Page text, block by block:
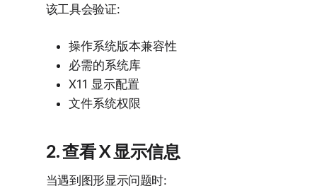
该工具会验证:
操作系统版本兼容性
必需的系统库
X11 显示配置
文件系统权限
2. 查看 X 显示信息
当遇到图形显示问题时: